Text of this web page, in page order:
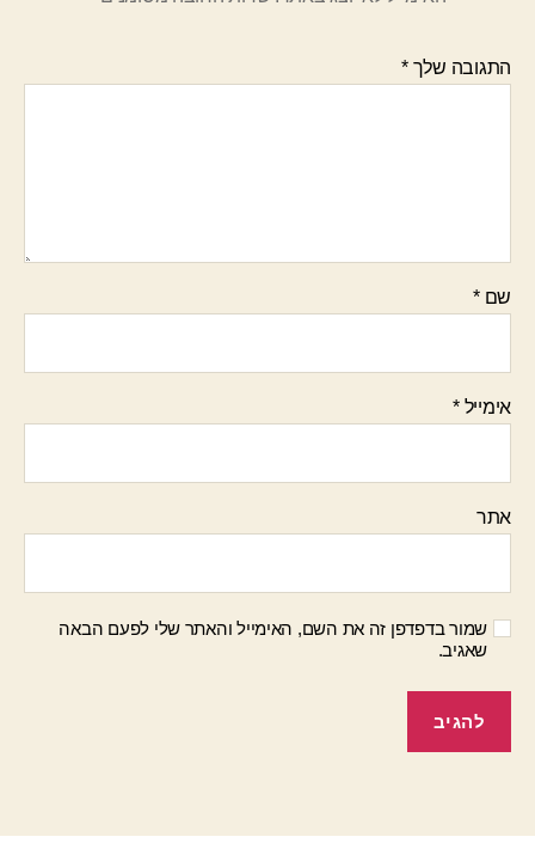
התגובה שלך*
שם*
אימייל*
אתר
שמור בדפדפן זה את השם, האימייל והאתר שלי לפעם הבאה
שאגיב.